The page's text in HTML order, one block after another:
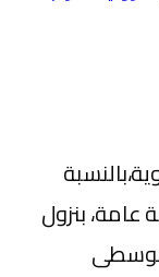
عامة، بنزول